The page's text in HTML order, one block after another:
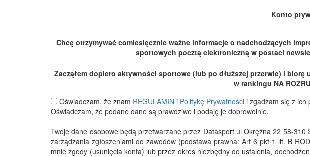
Konto
Chcę otrzymywać comiesięcznie ważne informacje o nadchodzących
sportowych pocztą elektroniczną w postaci
Zacząłem dopiero aktywności sportowe (lub po dłuższej przerwie) i biorę
w rankingu NA
Oświadczam, że znam REGULAMIN i Politykę Prywatności i zgadzam się z ich
Oświadczam, że podane dane są prawdziwe i podaję je dobrowolnie.
Twoje dane osobowe będą przetwarzane przez Datasport ul Okrężna 22 58-
zarządzania zgłoszeniami do zawodów (podstawa prawna: Art 6 pkt 1 lit. B
mnie zgody (usunięcia konta) lub przez okres niezbędny do ustalenia,